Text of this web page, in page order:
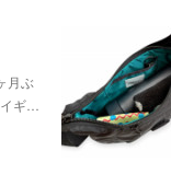
月ぶ
ギ…